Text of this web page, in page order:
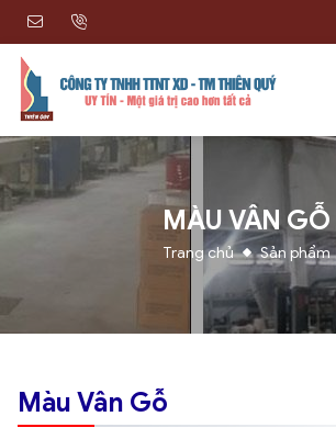
MÀU VÂN GỖ
Trang chủ Sản phẩm
Màu Vân Gỗ